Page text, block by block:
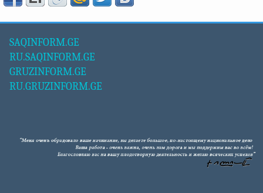
SAQINFORM.GE
RU.SAQINFORM.GE
GRUZINFORM.GE
RU.GRUZINFORM.GE